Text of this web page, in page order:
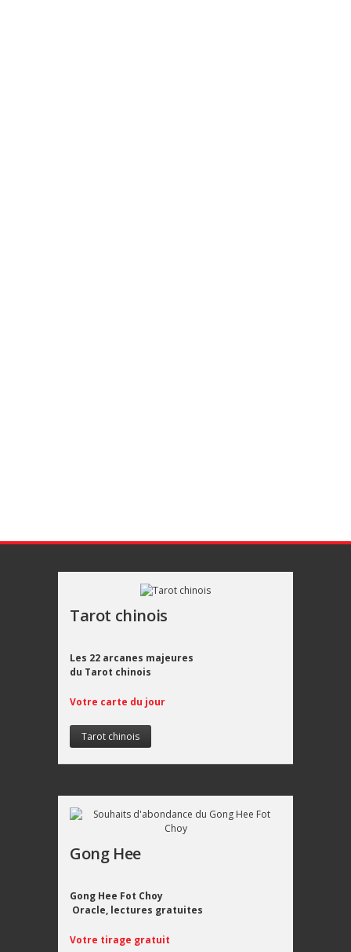
Tarot chinois
Les 22 arcanes majeures
du Tarot chinois
Votre carte du jour
Tarot chinois
Gong Hee
Gong Hee Fot Choy
Oracle, lectures gratuites
Votre tirage gratuit